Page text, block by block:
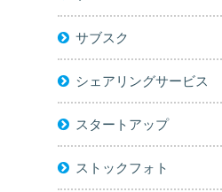
サブスク
シェアリングサービス
スタートアップ
ストックフォト